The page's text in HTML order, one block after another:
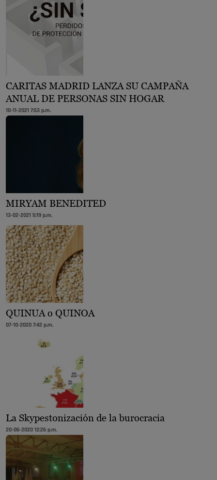
CARITAS MADRID LANZA SU CAMPAÑA
ANUAL DE PERSONAS SIN HOGAR
10-11-2021 7:53 p.m.
MIRYAM BENEDITED
13-02-2021 5:19 p.m.
QUINUA o QUINOA
07-10-2020 7:42 p.m.
La Skypestonización de la burocracia
20-06-2020 12:26 p.m.